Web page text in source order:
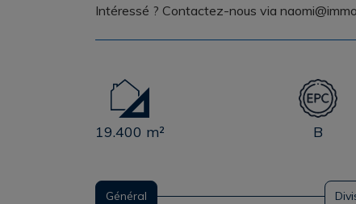
Intéressé ? Contactez-nous via
19.400 m² B
Général